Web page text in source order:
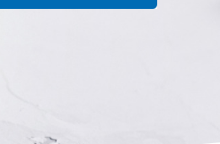
Suche